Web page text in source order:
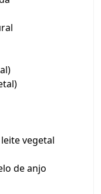
vegetal
de anjo